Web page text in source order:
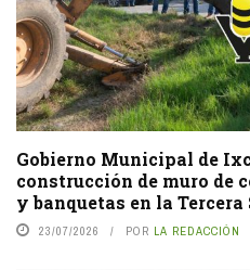
Gobierno Municipal de
construcción de muro de
y banquetas en la Tercera
23/07/2026 POR LA REDACCIÓN